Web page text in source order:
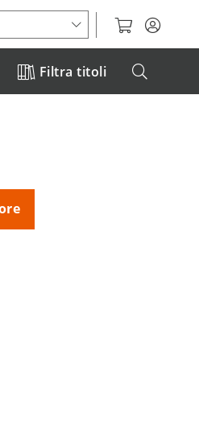
location
Filtra titoli